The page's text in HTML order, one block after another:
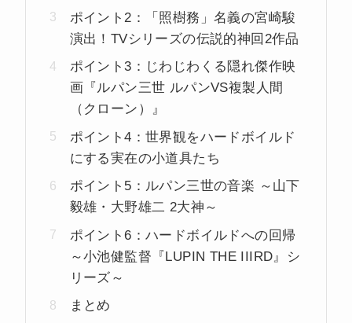
ポイント2：「照樹務」名義の宮崎駿
演出！TVシリーズの伝説的神回2作品
ポイント3：じわじわくる隠れ傑作映
画『ルパン三世 ルパンVS複製人間
（クローン）』
ポイント4：世界観をハードボイルド
にする実在の小道具たち
ポイント5：ルパン三世の音楽 ～山下
毅雄・大野雄二 2大神～
ポイント6：ハードボイルドへの回帰
～小池健監督『LUPIN THE IIIRD』シ
リーズ～
まとめ